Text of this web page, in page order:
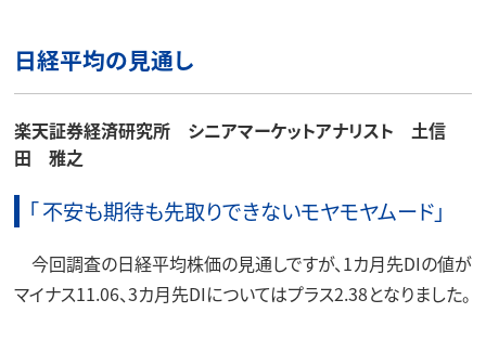
日経平均の見通し
楽天証券経済研究所 シニアマーケットアナリスト 土信
田 雅之
「 不安も期待も先取りできないモヤモヤムード」
今回調査の日経平均株価の見通しですが、1カ月先DIの値が
マイナス11.06、3カ月先DIについてはプラス2.38となりました。